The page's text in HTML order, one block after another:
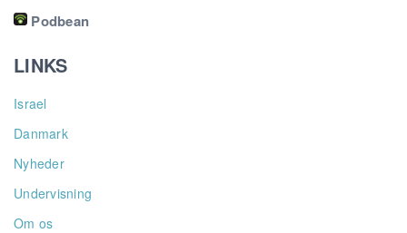
Podbean
LINKS
Israel
Danmark
Nyheder
Undervisning
Om os